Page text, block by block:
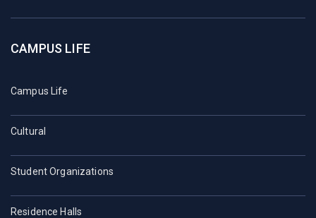
CAMPUS LIFE
Campus Life
Cultural
Student Organizations
Residence Halls